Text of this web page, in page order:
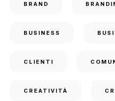
BRAND
BUSINESS
CLIENTI
CREATIVITÀ